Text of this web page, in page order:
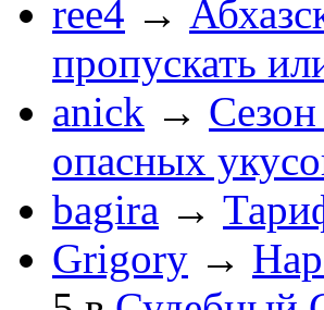
ree4 →
пропускать
anick →
опасных
bagira →
Grigory →